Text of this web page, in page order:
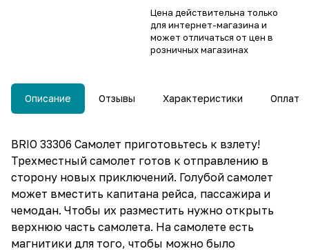
Цена действительна только
для интернет-магазина и
может отличаться от цен в
розничных магазинах
Описание Отзывы Характеристики Оплата
BRIO 33306 Самолет приготовьтесь к взлету!
Трехместный самолет готов к отправлению в
сторону новых приключений. Голубой самолет
может вместить капитана рейса, пассажира и
чемодан. Чтобы их разместить нужно открыть
верхнюю часть самолета. На самолете есть
магнитики для того, чтобы можно было